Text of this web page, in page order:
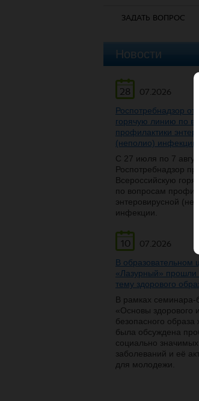
ЗАДАТЬ ВОПРОС
Новости
28
07.2026
Роспотребнадзор
горячую линию по
профилактики
(неполио) инфекции
С 27 июля по 7
Роспотребнадзор
Всероссийскую
по вопросам
энтеровирусной
инфекции.
10
07.2026
В образовательном
«Лазурный» прошли
тему здорового
В рамках семинара-
«Основы здорового и
безопасного образа
была обсуждена
социально значимых
заболеваний и её
для молодежи.